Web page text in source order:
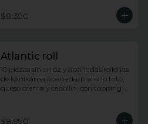
$8.390
Atlantic roll
10 piezas sin arroz y apanadas rellenas
de kanikama apanada, platano frito,
queso crema y cebollin, con topping
$8.990